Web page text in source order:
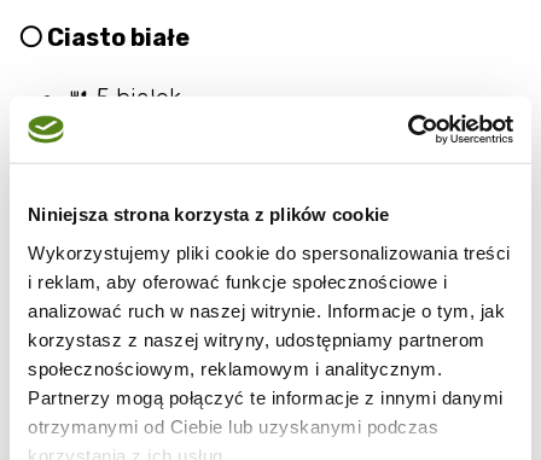
Niniejsza strona korzysta z plików cookie
Wykorzystujemy pliki cookie do spersonalizowania treści
i reklam, aby oferować funkcje społecznościowe i
analizować ruch w naszej witrynie. Informacje o tym, jak
korzystasz z naszej witryny, udostępniamy partnerom
społecznościowym, reklamowym i analitycznym.
Partnerzy mogą połączyć te informacje z innymi danymi
otrzymanymi od Ciebie lub uzyskanymi podczas
korzystania z ich usług.
⚪ Ciasto białe
🍴 5 białek
🍴 1 łyżka octu
🍴 50 ml mleka
🍴 70 ml oleju roślinnego
🍴 50 g mąki pszennej tortowej
🍴 50 g mąki ziemniaczanej
🍴 ½ łyżeczki proszku do pieczenia
🍴 50 g mielonych migdałów/aromat
migdałowy